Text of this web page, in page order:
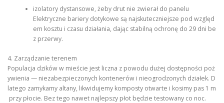
izolatory dystansowe, żeby drut nie zwierał do panelu
Elektryczne bariery dotykowe są najskuteczniejsze pod względ
em kosztu i czasu działania, dając stabilną ochronę do 29 dni be
z przerwy.
4. Zarządzanie terenem
Populacja dzików w mieście jest liczna z powodu dużej dostępności poż
ywienia — niezabezpieczonych kontenerów i nieogrodzonych działek. D
latego zamykamy altany, likwidujemy komposty otwarte i kosimy pas 1 m
przy płocie. Bez tego nawet najlepszy płot będzie testowany co noc.